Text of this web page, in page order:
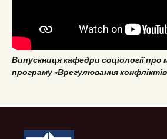
Випускниця кафедри соціології про
програму «Врегулювання конфліктів